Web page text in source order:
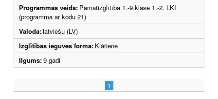
Programmas veids: Pamatizglītība 1.-9.klase 1.-2. LKI
(programma ar kodu 21)
Valoda:latviešu (LV)
Izglītības ieguves forma: Klātiene
Ilgums:9 gadi
1